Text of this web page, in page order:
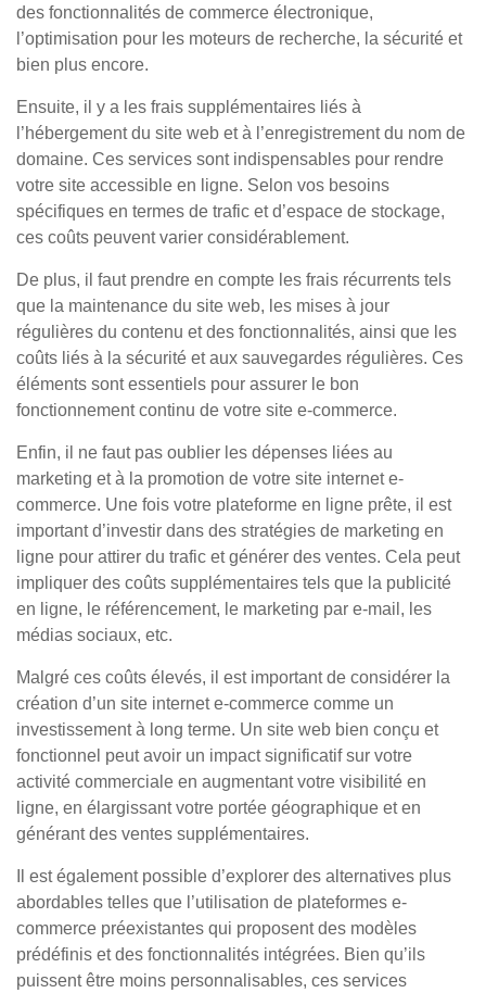
des fonctionnalités de commerce électronique,
l’optimisation pour les moteurs de recherche, la sécurité et
bien plus encore.
Ensuite, il y a les frais supplémentaires liés à
l’hébergement du site web et à l’enregistrement du nom de
domaine. Ces services sont indispensables pour rendre
votre site accessible en ligne. Selon vos besoins
spécifiques en termes de trafic et d’espace de stockage,
ces coûts peuvent varier considérablement.
De plus, il faut prendre en compte les frais récurrents tels
que la maintenance du site web, les mises à jour
régulières du contenu et des fonctionnalités, ainsi que les
coûts liés à la sécurité et aux sauvegardes régulières. Ces
éléments sont essentiels pour assurer le bon
fonctionnement continu de votre site e-commerce.
Enfin, il ne faut pas oublier les dépenses liées au
marketing et à la promotion de votre site internet e-
commerce. Une fois votre plateforme en ligne prête, il est
important d’investir dans des stratégies de marketing en
ligne pour attirer du trafic et générer des ventes. Cela peut
impliquer des coûts supplémentaires tels que la publicité
en ligne, le référencement, le marketing par e-mail, les
médias sociaux, etc.
Malgré ces coûts élevés, il est important de considérer la
création d’un site internet e-commerce comme un
investissement à long terme. Un site web bien conçu et
fonctionnel peut avoir un impact significatif sur votre
activité commerciale en augmentant votre visibilité en
ligne, en élargissant votre portée géographique et en
générant des ventes supplémentaires.
Il est également possible d’explorer des alternatives plus
abordables telles que l’utilisation de plateformes e-
commerce préexistantes qui proposent des modèles
prédéfinis et des fonctionnalités intégrées. Bien qu’ils
puissent être moins personnalisables, ces services